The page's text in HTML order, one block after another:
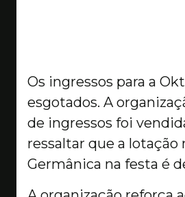
Os ingressos para a
esgotados. A
de ingressos foi
ressaltar que a
Germânica na festa é